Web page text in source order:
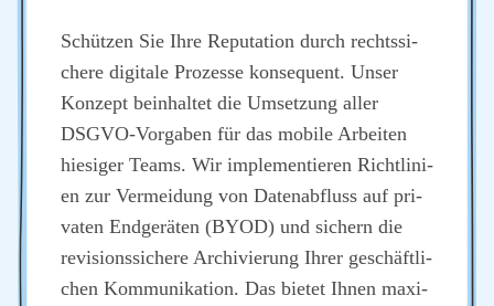
Schüt­zen Sie Ihre Repu­ta­ti­on durch rechts­si­
che­re digi­ta­le Pro­zes­se kon­se­quent. Unser
Kon­zept beinhal­tet die Umset­zung aller
DSGVO-Vor­ga­ben für das mobi­le Arbei­ten
hie­si­ger Teams. Wir imple­men­tie­ren Richt­li­ni­
en zur Ver­mei­dung von Daten­ab­fluss auf pri­
va­ten End­ge­rä­ten (BYOD) und sichern die
revi­si­ons­si­che­re Archi­vie­rung Ihrer geschäft­li­
chen Kom­mu­ni­ka­ti­on. Das bie­tet Ihnen maxi­